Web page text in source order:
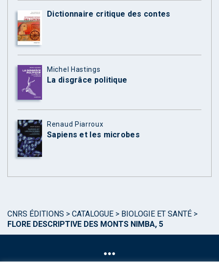
Dictionnaire critique des contes
Michel Hastings
La disgrâce politique
Renaud Piarroux
Sapiens et les microbes
CNRS ÉDITIONS > CATALOGUE > BIOLOGIE ET SANTÉ >
FLORE DESCRIPTIVE DES MONTS NIMBA, 5